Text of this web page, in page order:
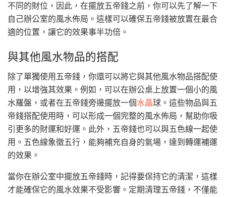
不同的財位，因此，在擺放五帝錢之前，你可以先了解一下
自己辦公室的風水佈局。這樣可以確保五帝錢被放置在最合
適的位置，讓它的效果事半功倍。
與其他風水物品的搭配
除了單獨使用五帝錢，你還可以將它與其他風水物品搭配使
用，以增強其效果。例如，可以在辦公桌上放置一個小的風
水羅盤，或者在五帝錢旁邊擺放一個水晶球。這些物品與五
帝錢搭配使用時，可以形成一個完整的風水佈局，幫助你吸
引更多的財運和好運。此外，五帝錢也可以與五色線一起使
用。五色線象徵五行，能夠補充自身的氣場，達到轉運補運
的效果。
當你在辦公室中擺放五帝錢時，記得要保持它的清潔，這樣
才能確保它的風水效果不受影響。定期清理五帝錢，不僅能